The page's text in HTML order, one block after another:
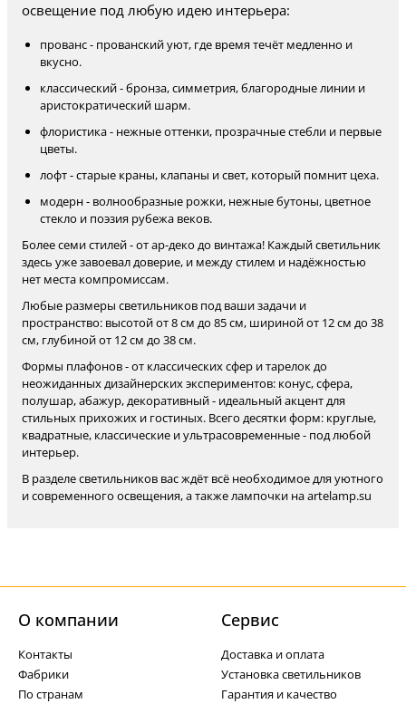
освещение под любую идею интерьера:
прованс - прованский уют, где время течёт медленно и
вкусно.
классический - бронза, симметрия, благородные линии и
аристократический шарм.
флористика - нежные оттенки, прозрачные стебли и первые
цветы.
лофт - старые краны, клапаны и свет, который помнит цеха.
модерн - волнообразные рожки, нежные бутоны, цветное
стекло и поэзия рубежа веков.
Более семи стилей - от ар-деко до винтажа! Каждый светильник
здесь уже завоевал доверие, и между стилем и надёжностью
нет места компромиссам.
Любые размеры светильников под ваши задачи и
пространство: высотой от 8 см до 85 см, шириной от 12 см до 38
см, глубиной от 12 см до 38 см.
Формы плафонов - от классических сфер и тарелок до
неожиданных дизайнерских экспериментов: конус, сфера,
полушар, абажур, декоративный - идеальный акцент для
стильных прихожих и гостиных. Всего десятки форм: круглые,
квадратные, классические и ультрасовременные - под любой
интерьер.
В разделе светильников вас ждёт всё необходимое для уютного
и современного освещения, а также лампочки на artelamp.su
О компании
Контакты
Фабрики
По странам
Cервис
Доставка и оплата
Установка светильников
Гарантия и качество